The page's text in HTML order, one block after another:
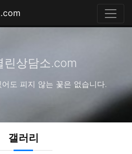
린상담소.com
도 피지 않는 꽃은 없습니다.
갤러리